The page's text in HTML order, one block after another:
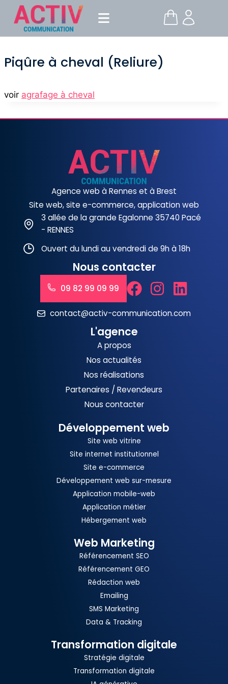
Piqûre à cheval (Reliure)
voir agrafage à cheval
Agence web à Rennes et à Brest
Site web, site e-commerce, application web
3 allée de la grande Egalonne 35740 Pacé
- RENNES
Ouvert du lundi au vendredi de 9h à 18h
Nous contacter
09 82 99 09 99
contact@activ-communication.com
L'agence
A propos
Nos actualités
Nos réalisations
Partenaires / Revendeurs
Nous contacter
Développement web
Site web vitrine
Site internet institutionnel
Site e-commerce
Développement web sur-mesure
Application mobile-web
Application métier
Hébergement web
Web Marketing
Référencement SEO
Référencement GEO
Rédaction web
Emailing
SMS Marketing
Data & Tracking
Transformation digitale
Stratégie digitale
Transformation digitale